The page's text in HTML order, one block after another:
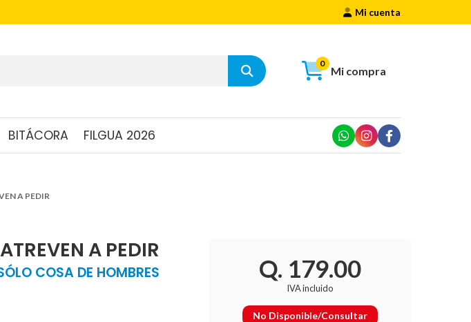
Mi cuenta
Mi compra
0
BITÁCORA FILGUA 2026
A PEDIR
A PEDIR
COSA DE HOMBRES Q. 179.00
IVA incluido
No Disponible/Consultar